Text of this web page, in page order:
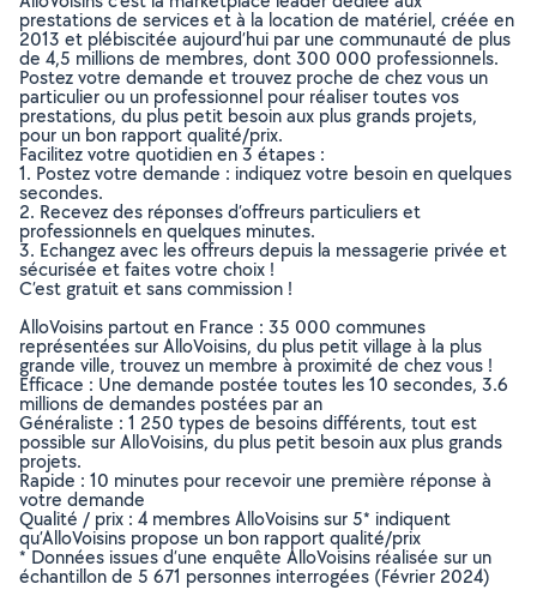
prestations de services et à la location de matériel, créée en
2013 et plébiscitée aujourd’hui par une communauté de plus
de 4,5 millions de membres, dont 300 000 professionnels.
Postez votre demande et trouvez proche de chez vous un
particulier ou un professionnel pour réaliser toutes vos
prestations, du plus petit besoin aux plus grands projets,
pour un bon rapport qualité/prix.
Facilitez votre quotidien en 3 étapes :
1. Postez votre demande : indiquez votre besoin en quelques
secondes.
2. Recevez des réponses d’offreurs particuliers et
professionnels en quelques minutes.
3. Echangez avec les offreurs depuis la messagerie privée et
sécurisée et faites votre choix !
C’est gratuit et sans commission !
AlloVoisins partout en France : 35 000 communes
représentées sur AlloVoisins, du plus petit village à la plus
grande ville, trouvez un membre à proximité de chez vous !
Efficace : Une demande postée toutes les 10 secondes, 3.6
millions de demandes postées par an
Généraliste : 1 250 types de besoins différents, tout est
possible sur AlloVoisins, du plus petit besoin aux plus grands
projets.
Rapide : 10 minutes pour recevoir une première réponse à
votre demande
Qualité / prix : 4 membres AlloVoisins sur 5* indiquent
qu’AlloVoisins propose un bon rapport qualité/prix
* Données issues d’une enquête AlloVoisins réalisée sur un
échantillon de 5 671 personnes interrogées (Février 2024)